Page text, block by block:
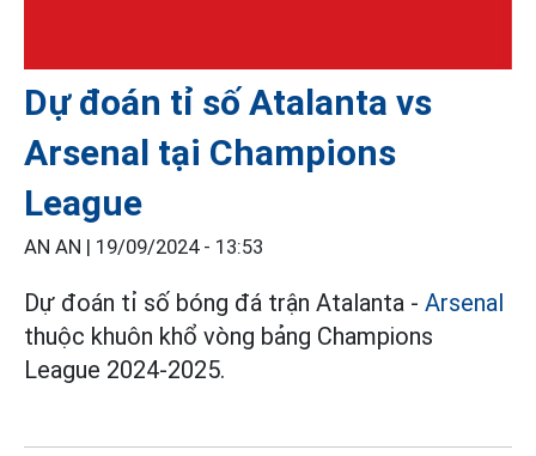
Dự đoán tỉ số Atalanta vs
Arsenal tại Champions
League
AN AN | 19/09/2024 - 13:53
Dự đoán tỉ số bóng đá trận Atalanta - Arsenal
thuộc khuôn khổ vòng bảng Champions
League 2024-2025.